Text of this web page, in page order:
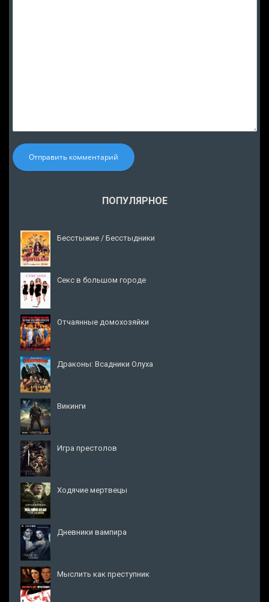
Отправить комментарий
ПОПУЛЯРНОЕ
Бесстыжие / Бесстыдники
Секс в большом городе
Отчаянные домохозяйки
Драконы: Всадники Олуха
Викинги
Игра престолов
Ходячие мертвецы
Дневники вампира
Мыслить как преступник